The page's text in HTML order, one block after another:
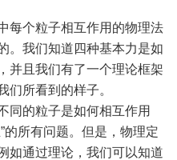
每个粒子相互作用的物理法
。我们知道四种基本力是如
并且我们有了一个理论框架
们所看到的样子。
同的粒子是如何相互作用
的所有问题。但是，物理定
如通过理论，我们可以知道